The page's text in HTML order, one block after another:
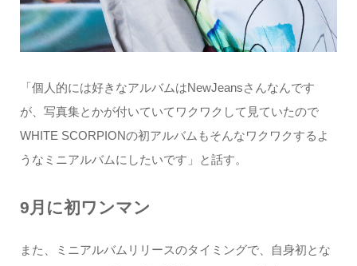
「個人的には好きなアルバムはNewJeansさんなんです
が、写真集とかが付いていてワクワクして見ていたので
WHITE SCORPIONの初アルバムもそんなワクワクするよ
うなミニアルバムにしたいです」と話す。
9月に初ワンマン
また、ミニアルバムリリースのタイミングで、自身初とな